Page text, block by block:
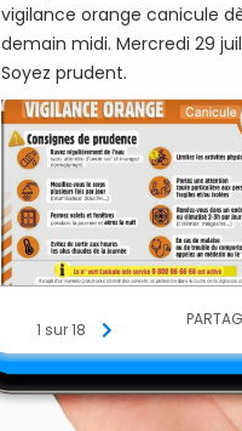
vigilance orange canicule
demain midi. Mercredi 29
Soyez prudent.
1 sur 18